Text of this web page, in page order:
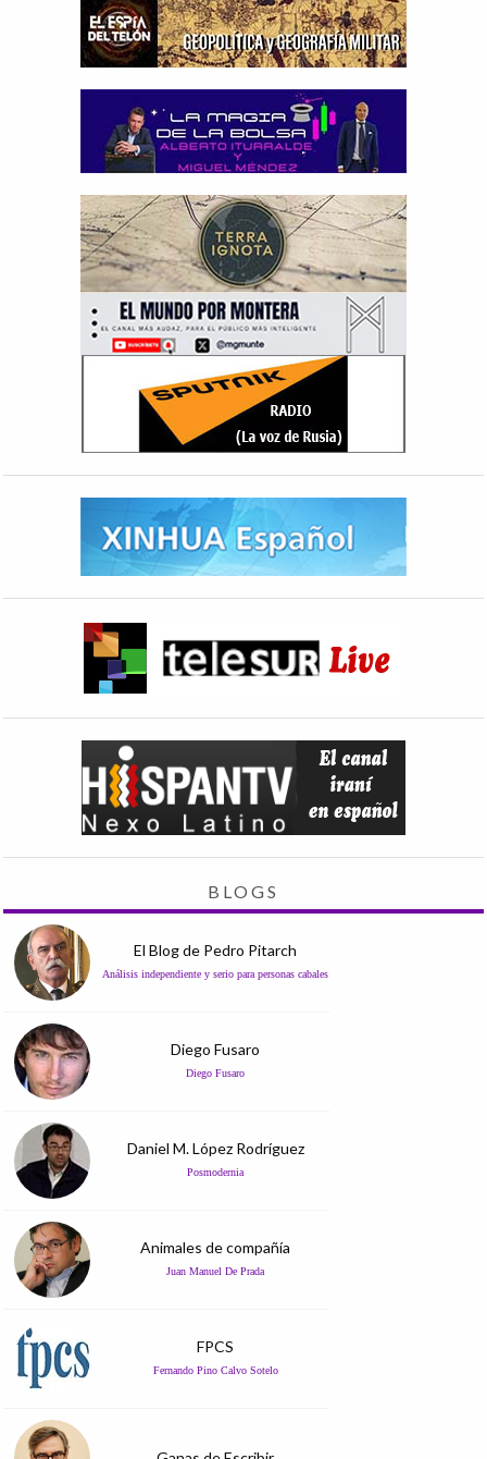
BLOGS
El Blog de Pedro Pitarch
Análisis independiente y serio para personas cabales
Diego Fusaro
Diego Fusaro
Daniel M. López Rodríguez
Posmodernia
Animales de compañía
Juan Manuel De Prada
FPCS
Fernando Pino Calvo Sotelo